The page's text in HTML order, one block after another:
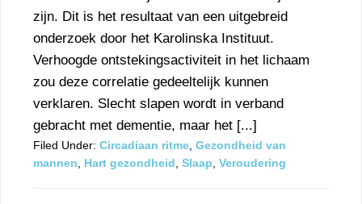
zijn. Dit is het resultaat van een uitgebreid
onderzoek door het Karolinska Instituut.
Verhoogde ontstekingsactiviteit in het lichaam
zou deze correlatie gedeeltelijk kunnen
verklaren. Slecht slapen wordt in verband
gebracht met dementie, maar het [...]
Filed Under: Circadiaan ritme, Gezondheid van
mannen, Hart gezondheid, Slaap, Veroudering